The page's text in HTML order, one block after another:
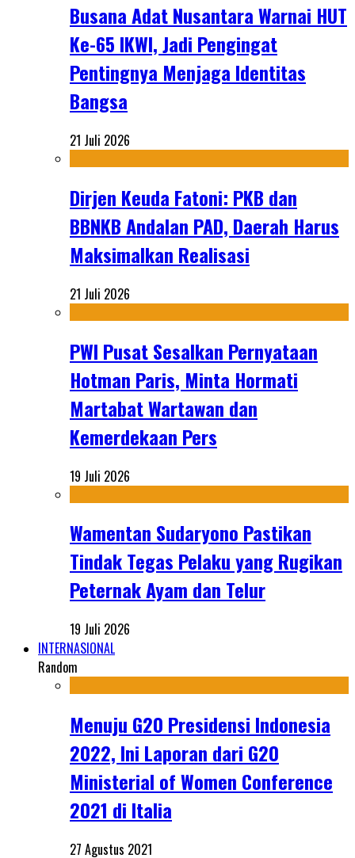
Busana Adat Nusantara Warnai HUT
Ke-65 IKWI, Jadi Pengingat
Pentingnya Menjaga Identitas
Bangsa
21 Juli 2026
Dirjen Keuda Fatoni: PKB dan
BBNKB Andalan PAD, Daerah Harus
Maksimalkan Realisasi
21 Juli 2026
PWI Pusat Sesalkan Pernyataan
Hotman Paris, Minta Hormati
Martabat Wartawan dan
Kemerdekaan Pers
19 Juli 2026
Wamentan Sudaryono Pastikan
Tindak Tegas Pelaku yang Rugikan
Peternak Ayam dan Telur
19 Juli 2026
INTERNASIONAL
Random
Menuju G20 Presidensi Indonesia
2022, Ini Laporan dari G20
Ministerial of Women Conference
2021 di Italia
27 Agustus 2021